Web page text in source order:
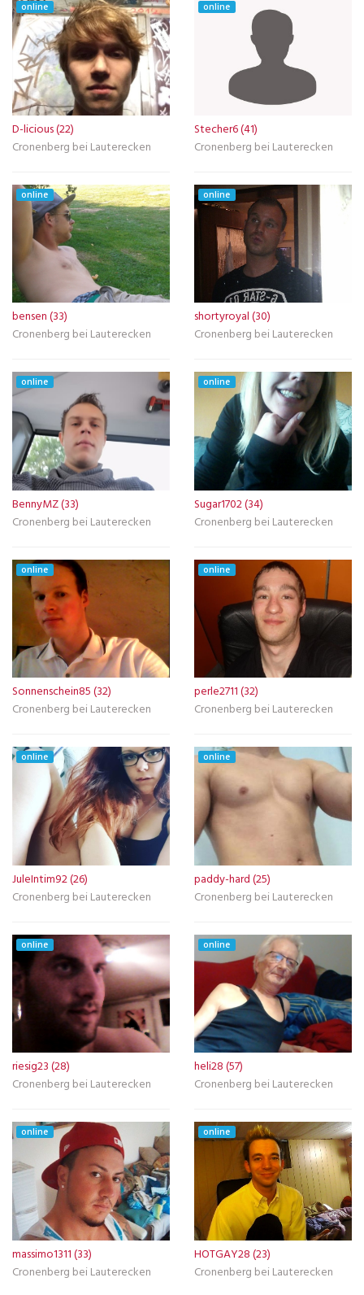
online
D-licious (22)
Cronenberg bei Lauterecken
online
Stecher6 (41)
Cronenberg bei Lauterecken
online
bensen (33)
Cronenberg bei Lauterecken
online
shortyroyal (30)
Cronenberg bei Lauterecken
online
BennyMZ (33)
Cronenberg bei Lauterecken
online
Sugar1702 (34)
Cronenberg bei Lauterecken
online
Sonnenschein85 (32)
Cronenberg bei Lauterecken
online
perle2711 (32)
Cronenberg bei Lauterecken
online
JuleIntim92 (26)
Cronenberg bei Lauterecken
online
paddy-hard (25)
Cronenberg bei Lauterecken
online
riesig23 (28)
Cronenberg bei Lauterecken
online
heli28 (57)
Cronenberg bei Lauterecken
online
massimo1311 (33)
Cronenberg bei Lauterecken
online
HOTGAY28 (23)
Cronenberg bei Lauterecken